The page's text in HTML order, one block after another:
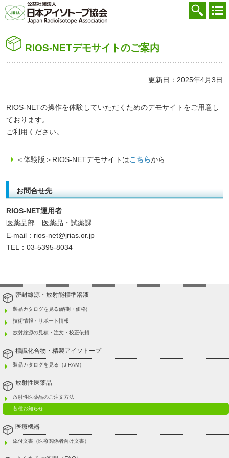
協会を知る
廃棄する
交通アクセス
RIOS-NETデモサイトのご案内
更新日：2025年4月3日
RIOS-NETの操作を体験していただくためのデモサイトをご用意し
ております。
ご利用ください。
＜体験版＞RIOS-NETデモサイトはこちらから
お問合せ先
RIOS-NET運用者
医薬品部 医薬品・試薬課
E-mail：rios-net@jrias.or.jp
TEL：03-5395-8034
密封線源・放射能標準溶液
製品カタログを見る(納期・価格)
技術情報・サポート情報
放射線源の見積・注文・校正依頼
標識化合物・精製アイソトープ
製品カタログを見る（J-RAM）
放射性医薬品
放射性医薬品のご注文方法
各種お知らせ
医療機器
添付文書（医療関係者向け文書）